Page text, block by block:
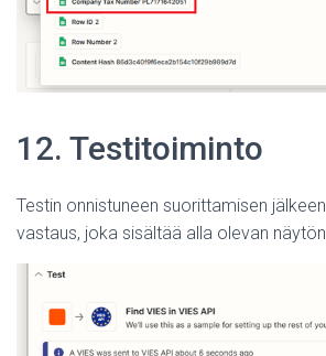
12. Testitoiminto
Testin onnistuneen suorittamisen
vastaus, joka sisältää alla olevan